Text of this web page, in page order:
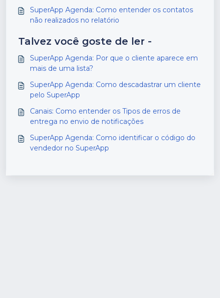
SuperApp Agenda: Como entender os contatos
não realizados no relatório
Talvez você goste de ler -
SuperApp Agenda: Por que o cliente aparece em
mais de uma lista?
SuperApp Agenda: Como descadastrar um cliente
pelo SuperApp
Canais: Como entender os Tipos de erros de
entrega no envio de notificações
SuperApp Agenda: Como identificar o código do
vendedor no SuperApp